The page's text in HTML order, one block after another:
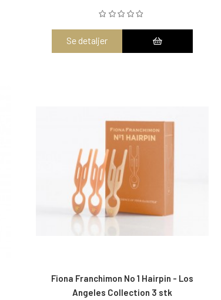
Se detaljer
Fiona Franchimon No 1 Hairpin - Los
Angeles Collection 3 stk